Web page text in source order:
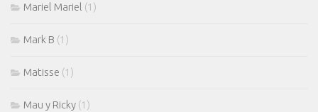
Mariel Mariel (1)
Mark B (1)
Matisse (1)
Mau y Ricky (1)